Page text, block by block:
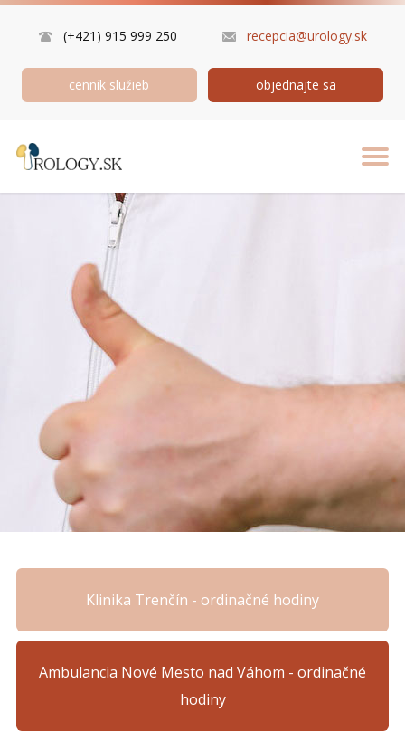
(+421) 915 999 250 recepcia@urology.sk
cenník služieb objednajte sa
Klinika Trenčín - ordinačné hodiny
Ambulancia Nové Mesto nad Váhom - ordinačné
hodiny